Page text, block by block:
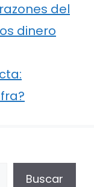
del
dinero
Buscar